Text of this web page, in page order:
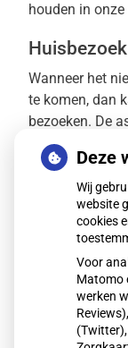
houden in onze
Huisbezoek
Wanneer het
te komen, dan
bezoeken. De
met de
Het
leeftijd of
te komen.
geen vervoer
komen en niet
beter. Bel
11.00 uur.
Deze
Wij
website
cookies
Voor
Matomo
werken